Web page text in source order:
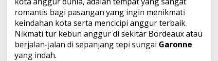
romantis bagi pasangan yang ingin menikmati
keindahan kota serta mencicipi anggur terbaik.
Nikmati tur kebun anggur di sekitar Bordeaux atau
berjalan-jalan di sepanjang tepi sungai Garonne
yang indah.